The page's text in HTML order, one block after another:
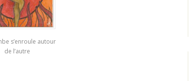
s’enroule autour
de l’autre